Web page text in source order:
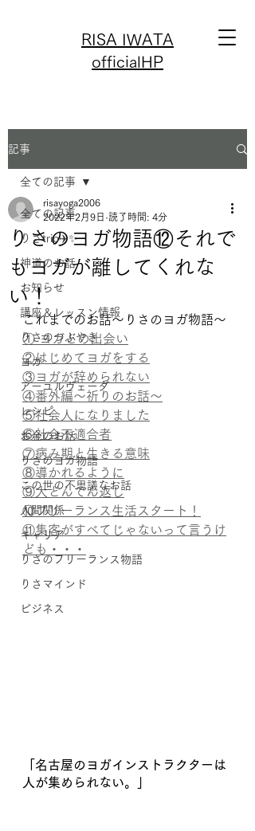
RISA IWATA
officialHP
記事
全ての記事
りさtrip✈️✨
神道のお話
お知らせ
講座＆レッスン情報
りさのつぶやき
ヨガ
アーユルヴェーダ
レシピ
お金のお話
りさのヨガ物語
この世の不思議なお話
人間関係
キャリア
りさのフリーランス物語
りさマインド
ビジネス
全ての記事
りさのヨガ物語⑫それで
もヨガが離してくれな
い！
risayoga2006
2022年2月9日 読了時間: 4分
これまでのお話〜りさのヨガ物語〜
① ヨガとの出会い
②はじめてヨガをする
③ヨガが辞められない
④番外編〜祈りのお話〜
⑤社会人になりました
⑥社会不適合者
⑦病み期と生きる意味
⑧導かれるように
⑨大どんでん返し
⑩フリーランス生活スタート！
⑪集客がすべてじゃないって言うけ
ども・・・
「名古屋のヨガインストラクターは
人が集められない。」